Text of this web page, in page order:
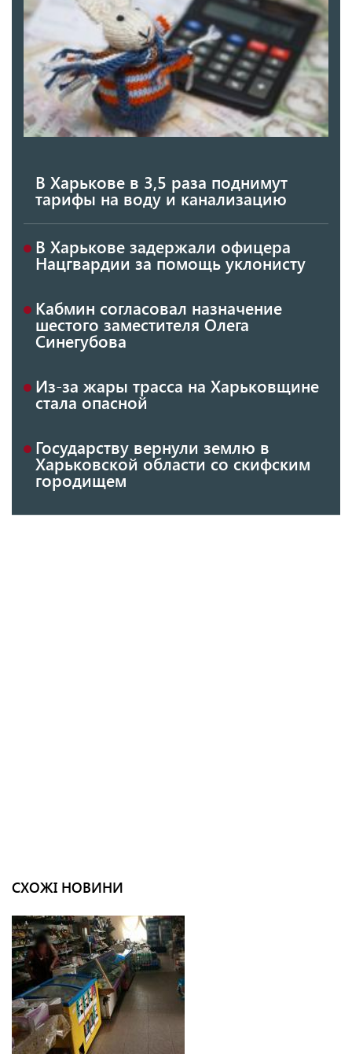
В Харькове в 3,5 раза поднимут
тарифы на воду и канализацию
В Харькове задержали офицера
Нацгвардии за помощь уклонисту
Кабмин согласовал назначение
шестого заместителя Олега
Синегубова
Из-за жары трасса на Харьковщине
стала опасной
Государству вернули землю в
Харьковской области со скифским
городищем
СХОЖІ НОВИНИ